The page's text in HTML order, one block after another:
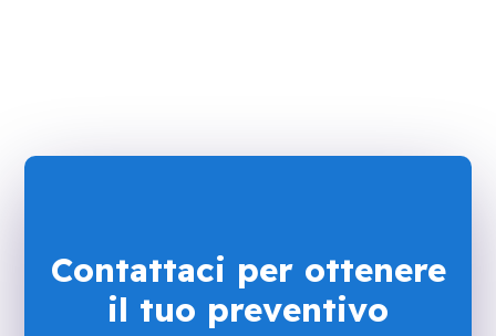
Contattaci per ottenere
il tuo preventivo